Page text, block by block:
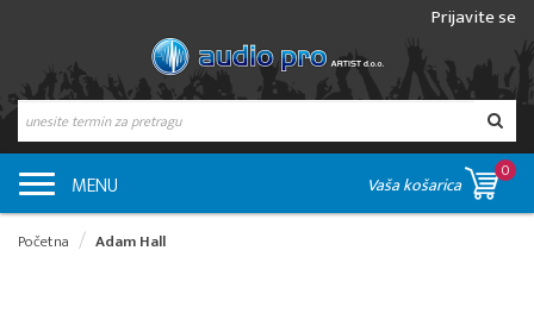
Prijavite se
MENU Vaša košarica
0
Početna Adam Hall